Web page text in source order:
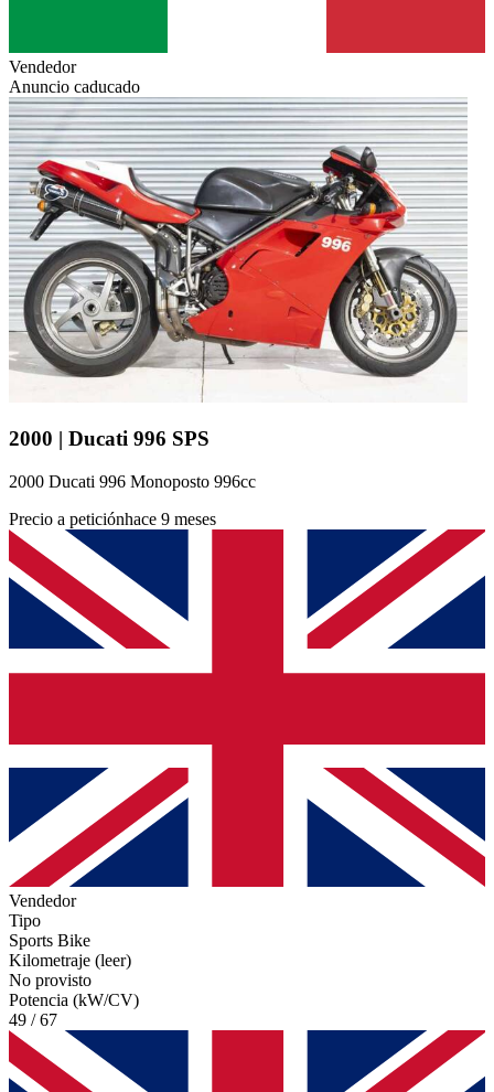
Vendedor
Anuncio caducado
2000 | Ducati 996 SPS
2000 Ducati 996 Monoposto 996cc
Precio a peticiónhace 9 meses
Vendedor
Tipo
Sports Bike
Kilometraje (leer)
No provisto
Potencia (kW/CV)
49 / 67